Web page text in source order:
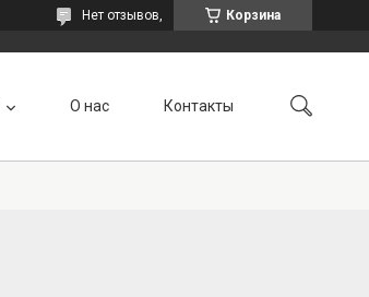
Корзина
Нет отзывов,
О нас Контакты